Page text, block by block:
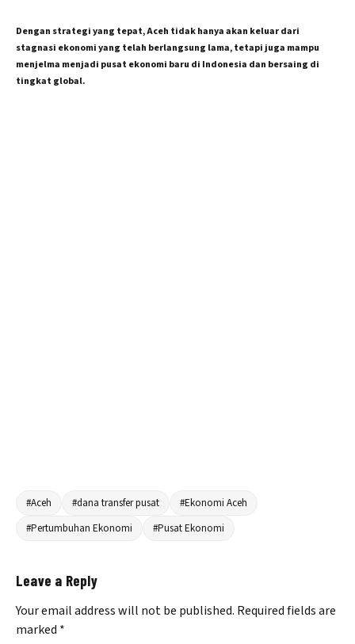
Dengan strategi yang tepat, Aceh tidak hanya akan keluar dari
stagnasi ekonomi yang telah berlangsung lama, tetapi juga mampu
menjelma menjadi pusat ekonomi baru di Indonesia dan bersaing di
tingkat global.
#Aceh #dana transfer pusat
#Ekonomi Aceh
#Pertumbuhan Ekonomi
#Pusat Ekonomi
Leave a Reply
Your email address will not be published. Required fields are
marked *